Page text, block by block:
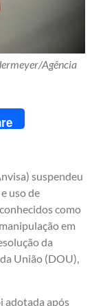
Agência
suspendeu
uso de
como
em
da
União (DOU),
adotada após